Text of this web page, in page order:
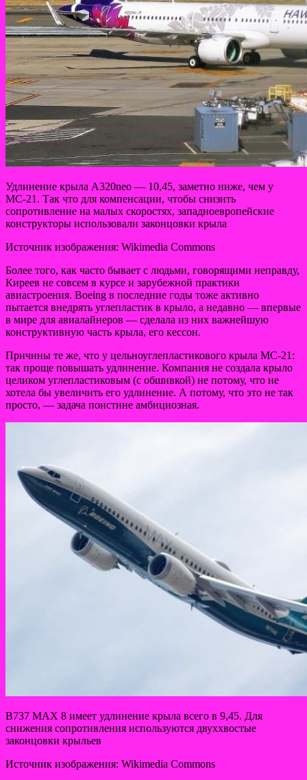
Удлинение крыла A320neo — 10,45, заметно ниже, чем у
МС-21. Так что для компенсации, чтобы снизить
сопротивление на малых скоростях, западноевропейские
конструкторы использовали законцовки крыла
Источник изображения: Wikimedia Commons
Более того, как часто бывает с людьми, говорящими неправду,
Киреев не совсем в курсе и зарубежной практики
авиастроения. Boeing в последние годы тоже активно
пытается внедрять углепластик в крыло, а недавно — впервые
в мире для авиалайнеров — сделала из них важнейшую
конструктивную часть крыла, его кессон.
Причины те же, что у цельноуглепластикового крыла МС-21:
так проще повышать удлинение. Компания не создала крыло
целиком углепластиковым (с обшивкой) не потому, что не
хотела бы увеличить его удлинение. А потому, что это не так
просто, — задача поистине амбициозная.
B737 MAX 8 имеет удлинение крыла всего в 9,45. Для
снижения сопротивления используются двуххвостые
законцовки крыльев
Источник изображения: Wikimedia Commons